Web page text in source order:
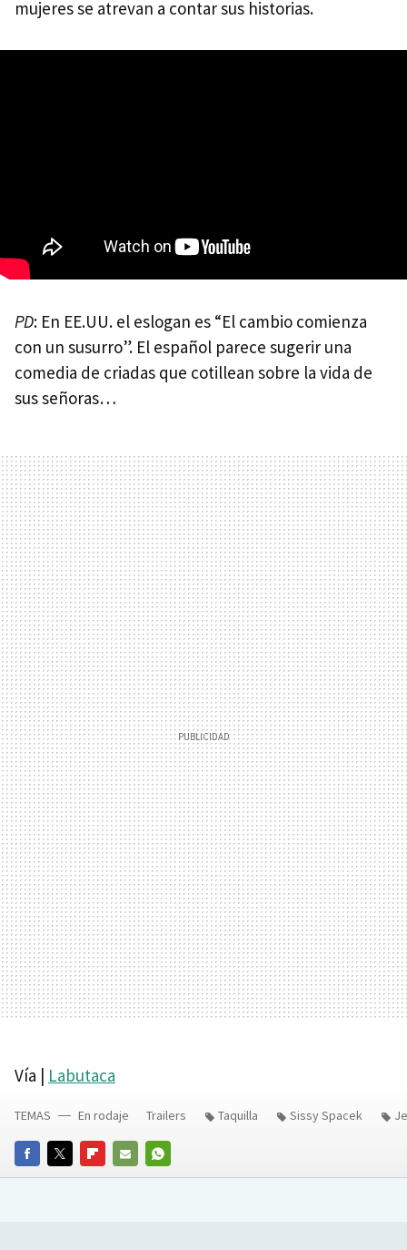
mujeres se atrevan a contar sus historias.
PD: En EE.UU. el eslogan es “El cambio comienza
con un susurro”. El español parece sugerir una
comedia de criadas que cotillean sobre la vida de
sus señoras…
Vía | Labutaca
FACEBOOKTWITTERFLIPBOARD
E-
WHATSAPP
TEMAS En rodaje Trailers Taquilla Sissy Spacek